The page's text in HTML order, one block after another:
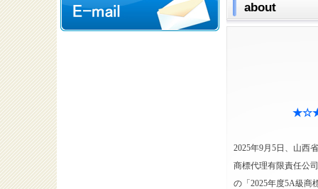
about
★☆★
2025年9月5日、山西
商標代理有限責任公
の「2025年度5A級商